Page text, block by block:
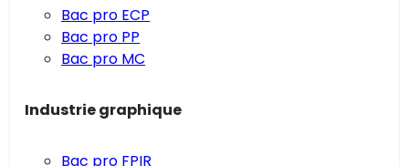
Bac pro ECP
Bac pro PP
Bac pro MC
Industrie graphique
Bac pro FPIR